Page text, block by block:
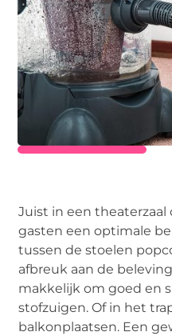
Juist in een theaterzaal
gasten een optimale
tussen de stoelen
afbreuk aan de
makkelijk om goed en
stofzuigen. Of in het
balkonplaatsen. Een